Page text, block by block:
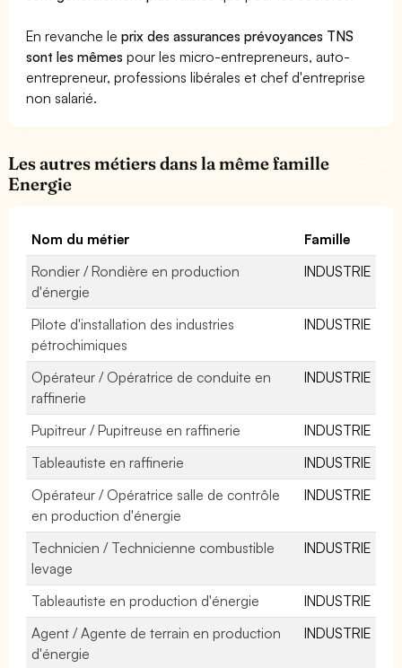
En revanche leprix des assurances prévoyances TNS
sont les mêmes pour les micro-entrepreneurs, auto-
entrepreneur, professions libérales et chef d'entreprise
non salarié.
Les autres métiers dans la même famille
Energie
Nom du métier
Famille
Rondier / Rondière en production
d'énergie
INDUSTRIE
Pilote d'installation des industries
pétrochimiques
INDUSTRIE
Opérateur / Opératrice de conduite en
raffinerie
INDUSTRIE
Pupitreur / Pupitreuse en raffinerie
INDUSTRIE
Tableautiste en raffinerie
INDUSTRIE
Opérateur / Opératrice salle de contrôle
en production d'énergie
INDUSTRIE
Technicien / Technicienne combustible
levage
INDUSTRIE
Tableautiste en production d'énergie
INDUSTRIE
Agent / Agente de terrain en production
d'énergie
INDUSTRIE